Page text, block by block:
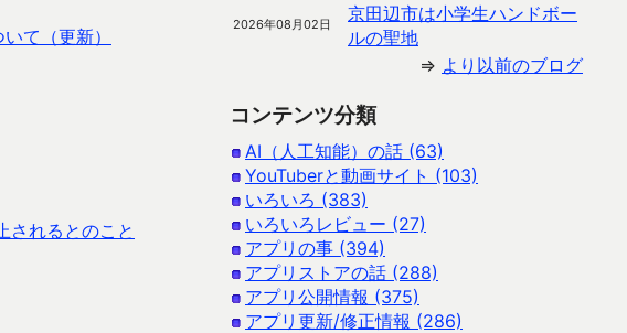
て（更新）
されるとのこと
2026年08月02日
京田辺市は小学生ハンドボー
ルの聖地
⇒ より以前のブログ
コンテンツ分類
AI（人工知能）の話 (63)
YouTuberと動画サイト (103)
いろいろ (383)
いろいろレビュー (27)
アプリの事 (394)
アプリストアの話 (288)
アプリ公開情報 (375)
アプリ更新/修正情報 (286)